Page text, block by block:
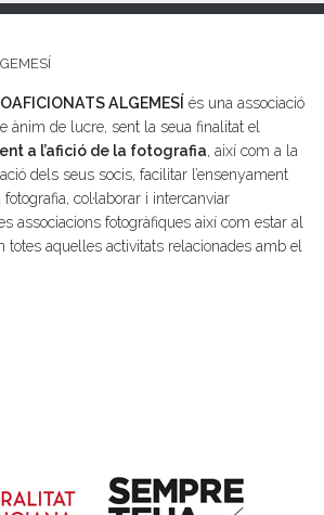
ALGEMESÍ és una associació
ànim de lucre, sent la seua finalitat el
a l’afició de la fotografia, així com a la
dels seus socis, facilitar l’ensenyament
fotografia, col·laborar i intercanviar
associacions fotogràfiques així com estar al
totes aquelles activitats relacionades amb el